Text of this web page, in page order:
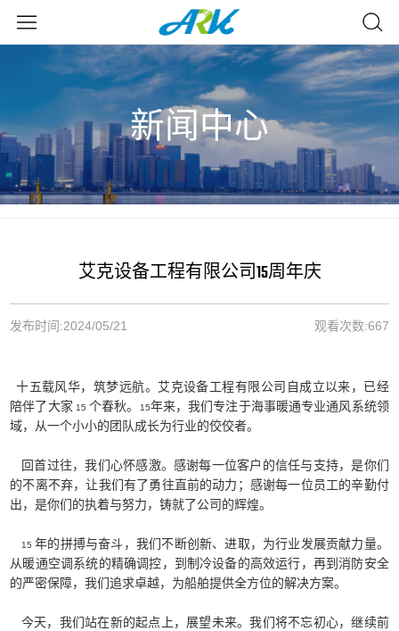
新闻中心
艾克设备工程有限公司15周年庆
发布时间:2024/05/21 观看次数:667
十五载风华，筑梦远航。艾克设备工程有限公司自成立以来，已经
陪伴了大家 15个春秋。 15年来，我们专注于海事暖通专业通风系统领
域，从一个小小的团队成长为行业的佼佼者。
回首过往，我们心怀感激。感谢每一位客户的信任与支持，是你们
的不离不弃，让我们有了勇往直前的动力；感谢每一位员工的辛勤付
出，是你们的执着与努力，铸就了公司的辉煌。
15年的拼搏与奋斗，我们不断创新、进取，为行业发展贡献力量。
从暖通空调系统的精确调控，到制冷设备的高效运行，再到消防安全
的严密保障，我们追求卓越，为船舶提供全方位的解决方案。
今天，我们站在新的起点上，展望未来。我们将不忘初心，继续前